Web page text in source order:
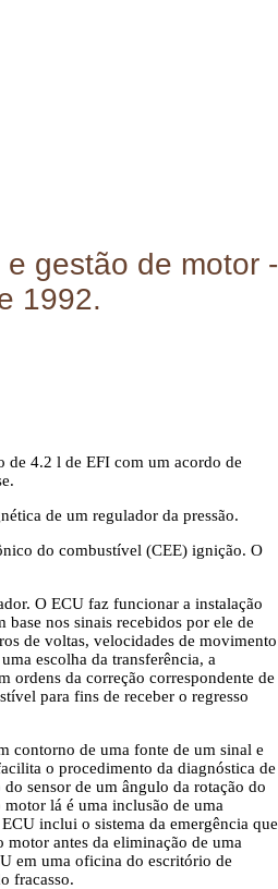
gestão de motor -
1992.
de 4.2 l de EFI com um acordo de
de um regulador da pressão.
do combustível (CEE) ignição. O
O ECU faz funcionar a instalação
nos sinais recebidos por ele de
de voltas, velocidades de movimento
escolha da transferência, a
ordens da correção correspondente de
para fins de receber o regresso
contorno de uma fonte de um sinal e
o procedimento da diagnóstica de
sensor de um ângulo da rotação do
lá é uma inclusão de uma
inclui o sistema da emergência que
antes da eliminação de uma
em uma oficina do escritório de
fracasso.